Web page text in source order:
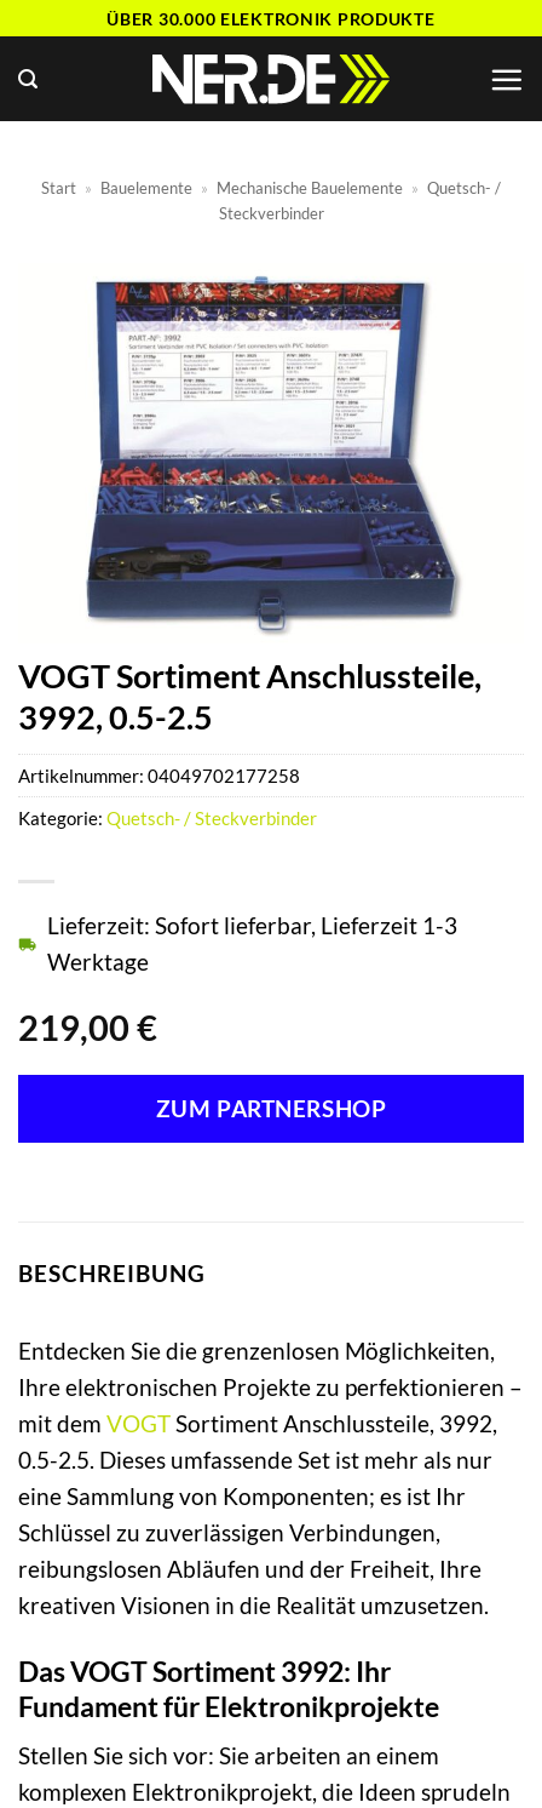
springen
ÜBER 30.000 ELEKTRONIK PRODUKTE
Start » Bauelemente » Mechanische Bauelemente » Quetsch- /
Steckverbinder
VOGT Sortiment Anschlussteile,
3992, 0.5-2.5
219,00 €
Lieferzeit: Sofort lieferbar, Lieferzeit 1-3
Werktage
ZUM PARTNERSHOP
Artikelnummer: 04049702177258
Kategorie: Quetsch- / Steckverbinder
BESCHREIBUNG
Entdecken Sie die grenzenlosen Möglichkeiten,
Ihre elektronischen Projekte zu perfektionieren –
mit dem VOGTSortiment Anschlussteile, 3992,
0.5-2.5. Dieses umfassende Set ist mehr als nur
eine Sammlung von Komponenten; es ist Ihr
Schlüssel zu zuverlässigen Verbindungen,
reibungslosen Abläufen und der Freiheit, Ihre
kreativen Visionen in die Realität umzusetzen.
Das VOGT Sortiment 3992: Ihr
Fundament für Elektronikprojekte
Stellen Sie sich vor: Sie arbeiten an einem
komplexen Elektronikprojekt, die Ideen sprudeln